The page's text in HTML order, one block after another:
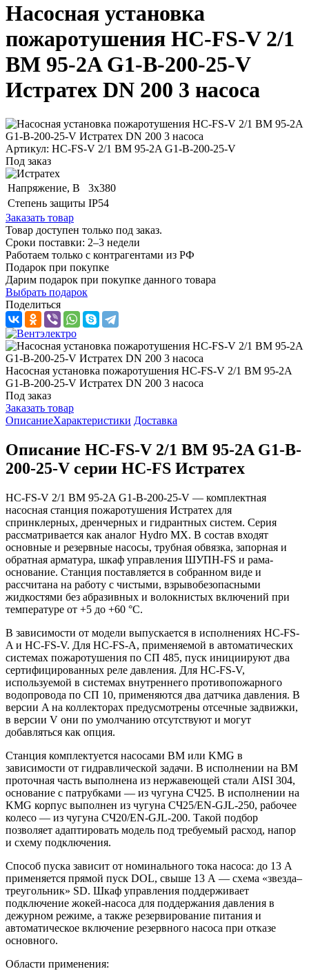
Насосная установка
пожаротушения HC-FS-V 2/1
BM 95-2A G1-B-200-25-V
Истратех DN 200 3 насоса
Артикул: HC-FS-V 2/1 BM 95-2A G1-B-200-25-V
Под заказ
Напряжение, B
3x380
Степень защиты IP54
Заказать товар
Товар доступен только под заказ.
Сроки поставки: 2–3 недели
Работаем только с контрагентами из РФ
Подарок при покупке
Дарим подарок при покупке данного товара
Выбрать подарок
Поделиться
Насосная установка пожаротушения HC-FS-V 2/1 BM 95-2A
G1-B-200-25-V Истратех DN 200 3 насоса
Под заказ
Заказать товар
ОписаниеХарактеристики Доставка
Описание HC-FS-V 2/1 BM 95-2A G1-B-
200-25-V серии HC-FS Истратех
HC-FS-V 2/1 BM 95-2A G1-B-200-25-V — комплектная
насосная станция пожаротушения Истратех для
спринклерных, дренчерных и гидрантных систем. Серия
рассматривается как аналог Hydro MX. В состав входят
основные и резервные насосы, трубная обвязка, запорная и
обратная арматура, шкаф управления ШУПН-FS и рама-
основание. Станция поставляется в собранном виде и
рассчитана на работу с чистыми, взрывобезопасными
жидкостями без абразивных и волокнистых включений при
температуре от +5 до +60 °С.
В зависимости от модели выпускается в исполнениях HC-FS-
A и HC-FS-V. Для HC-FS-A, применяемой в автоматических
системах пожаротушения по СП 485, пуск инициируют два
сертифицированных реле давления. Для HC-FS-V,
используемой в системах внутреннего противопожарного
водопровода по СП 10, применяются два датчика давления. В
версии A на коллекторах предусмотрены отсечные задвижки,
в версии V они по умолчанию отсутствуют и могут
добавляться как опция.
Станция комплектуется насосами BM или KMG в
зависимости от гидравлической задачи. В исполнении на BM
проточная часть выполнена из нержавеющей стали AISI 304,
основание с патрубками — из чугуна СЧ25. В исполнении на
KMG корпус выполнен из чугуна СЧ25/EN-GJL-250, рабочее
колесо — из чугуна СЧ20/EN-GJL-200. Такой подбор
позволяет адаптировать модель под требуемый расход, напор
и схему подключения.
Способ пуска зависит от номинального тока насоса: до 13 А
применяется прямой пуск DOL, свыше 13 А — схема «звезда–
треугольник» SD. Шкаф управления поддерживает
подключение жокей-насоса для поддержания давления в
дежурном режиме, а также резервирование питания и
автоматическое включение резервного насоса при отказе
основного.
Области применения: